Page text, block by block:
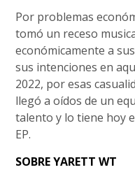
Por problemas
tomó un receso
económicamente a
sus intenciones en
2022, por esas
llegó a oídos de un
talento y lo tiene hoy
EP.
SOBRE YARETT WT